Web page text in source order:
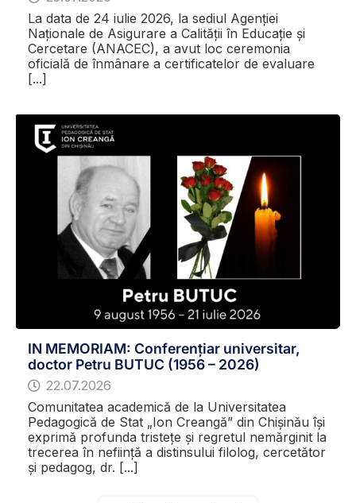
La data de 24 iulie 2026, la sediul Agenției
Naționale de Asigurare a Calității în Educație și
Cercetare (ANACEC), a avut loc ceremonia
oficială de înmânare a certificatelor de evaluare
[...]
IN MEMORIAM: Conferențiar universitar,
doctor Petru BUTUC (1956 – 2026)
22.07.2026
Comunitatea academică de la Universitatea
Pedagogică de Stat „Ion Creangă” din Chișinău își
exprimă profunda tristețe și regretul nemărginit la
trecerea în neființă a distinsului filolog, cercetător
și pedagog, dr. [...]